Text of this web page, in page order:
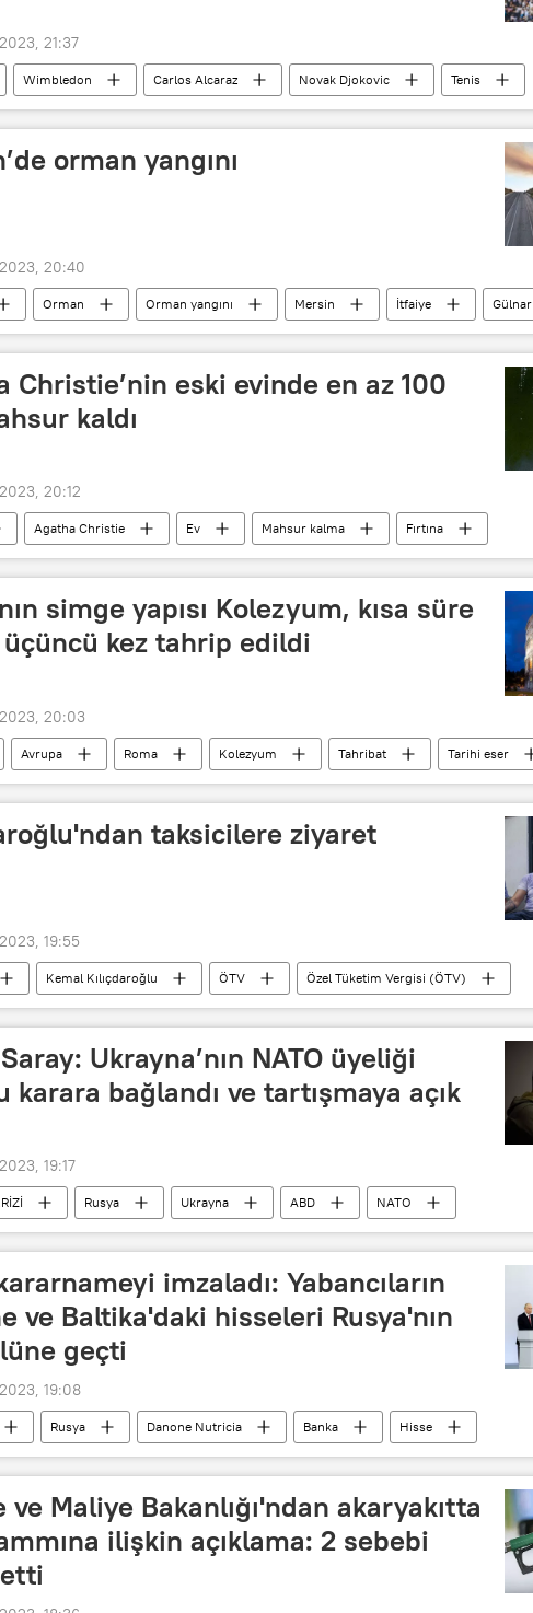
21:37
Wimbledon Carlos Alcaraz Novak Djokovic
Tenis
orman yangını
20:40
Orman Orman yangını Mersin İtfaiye
Gülnar
Christie’nin eski evinde en az 100
kaldı
20:12
Agatha Christie Ev Mahsur kalma
Fırtına
simge yapısı Kolezyum, kısa süre
kez tahrip edildi
20:03
Avrupa Roma Kolezyum Tahribat
Tarihi eser
taksicilere ziyaret
19:55
Kemal Kılıçdaroğlu ÖTV
Özel Tüketim Vergisi (ÖTV)
Ziyaret Akaryakıt
Ukrayna’nın NATO üyeliği
karara bağlandı ve tartışmaya açık
19:17
Rusya Ukrayna ABD NATO
imzaladı: Yabancıların
ve Baltika'daki hisseleri Rusya'nın
geçti
19:08
Rusya Danone Nutricia Banka
Hisse
Kararname Borsa
ve Maliye Bakanlığı'ndan akaryakıtta
ilişkin açıklama: 2 sebebi